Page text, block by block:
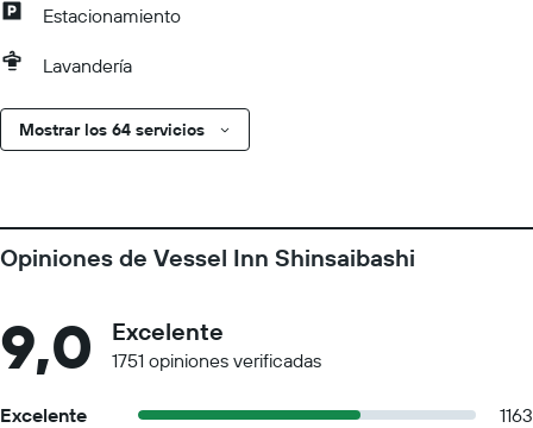
Estacionamiento
Lavandería
Mostrar los 64 servicios
Opiniones de Vessel Inn Shinsaibashi
9,0 Excelente
1751 opiniones verificadas
Excelente
1163